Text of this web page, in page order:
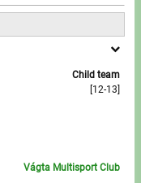
Child team
[12-13]
Vágta Multisport Club